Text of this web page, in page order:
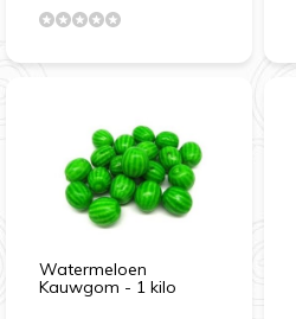
Watermeloen
Kauwgom - 1 kilo